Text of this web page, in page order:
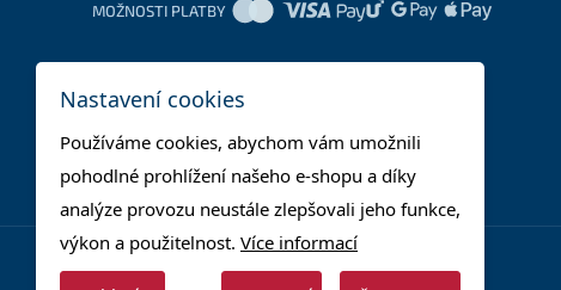
MOŽNOSTI PLATBY
Nastavení cookies
Používáme cookies, abychom vám umožnili
pohodlné prohlížení našeho e-shopu a díky
analýze provozu neustále zlepšovali jeho funkce,
výkon a použitelnost. Více informací